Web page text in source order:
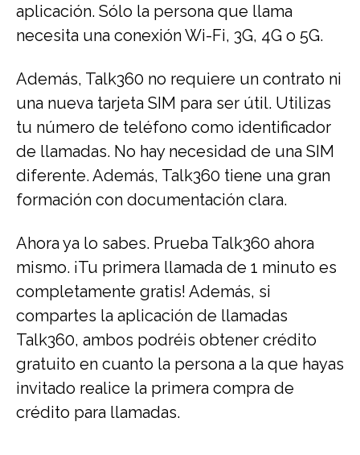
aplicación. Sólo la persona que llama
necesita una conexión Wi-Fi, 3G, 4G o 5G.
Además, Talk360 no requiere un contrato ni
una nueva tarjeta SIM para ser útil. Utilizas
tu número de teléfono como identificador
de llamadas. No hay necesidad de una SIM
diferente. Además, Talk360 tiene una gran
formación con documentación clara.
Ahora ya lo sabes. Prueba Talk360 ahora
mismo. ¡Tu primera llamada de 1 minuto es
completamente gratis! Además, si
compartes la aplicación de llamadas
Talk360, ambos podréis obtener crédito
gratuito en cuanto la persona a la que hayas
invitado realice la primera compra de
crédito para llamadas.